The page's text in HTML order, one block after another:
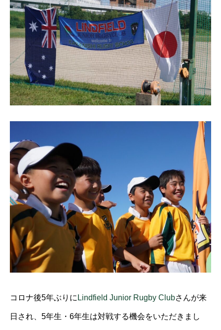
コロナ後5年ぶりに Lindfield Junior Rugby Clubさんが来
日され、5年生・6年生は対戦する機会をいただきまし